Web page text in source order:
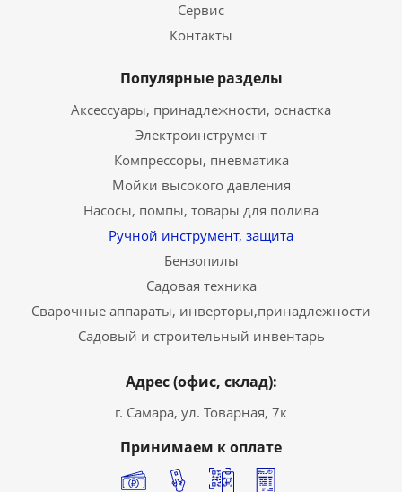
Сервис
Контакты
Популярные разделы
Аксессуары, принадлежности, оснастка
Электроинструмент
Компрессоры, пневматика
Мойки высокого давления
Насосы, помпы, товары для полива
Ручной инструмент, защита
Бензопилы
Садовая техника
Сварочные аппараты, инверторы,принадлежности
Садовый и строительный инвентарь
Адрес (офис, склад):
г. Самара, ул. Товарная, 7к
Принимаем к оплате